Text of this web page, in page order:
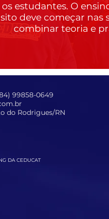
estudantes. O
deve começar nas
combinar teoria e
99858-0649
do Rodrigues/RN
DA CEDUCAT